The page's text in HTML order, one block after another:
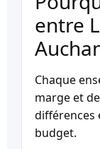
entre
Chaque
marge et
différences
budget.